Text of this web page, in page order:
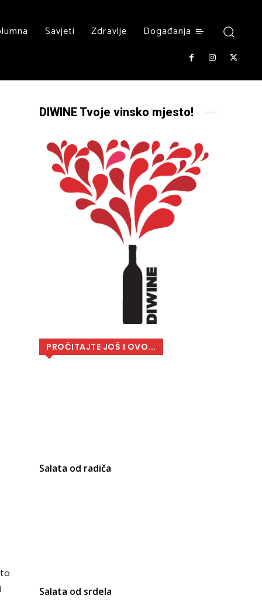
Savjeti Zdravlje Događanja
DIWINE Tvoje vinsko mjesto!
PROČITAJTE JOŠ I OVO...
Salata od radiča
Salata od srdela